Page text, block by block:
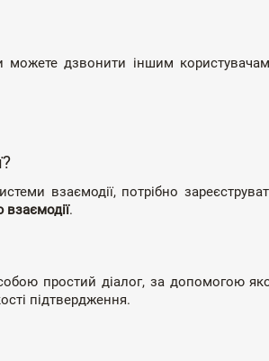
можете дзвонити іншим
взаємодії, потрібно
.
простий діалог, за допомогою
підтвердження.